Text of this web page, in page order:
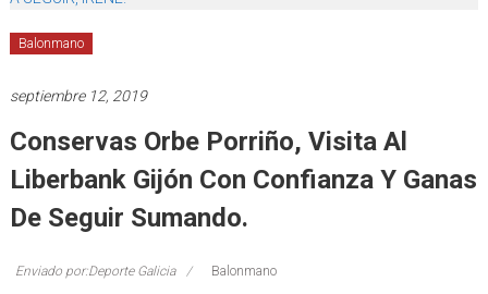
Balonmano
septiembre 12, 2019
Conservas Orbe Porriño, Visita Al
Liberbank Gijón Con Confianza Y Ganas
De Seguir Sumando.
Enviado por:Deporte Galicia Balonmano